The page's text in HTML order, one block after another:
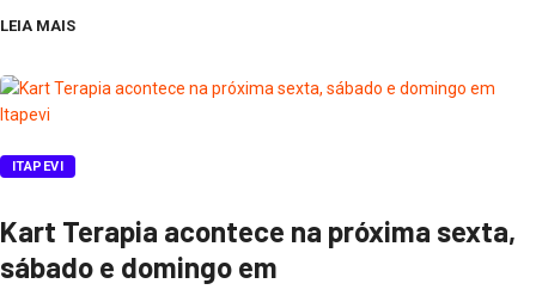
LEIA MAIS
ITAPEVI
Kart Terapia acontece na próxima sexta,
sábado e domingo em